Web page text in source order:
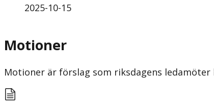
2025-10-15
Motioner
Motioner är förslag som riksdagens